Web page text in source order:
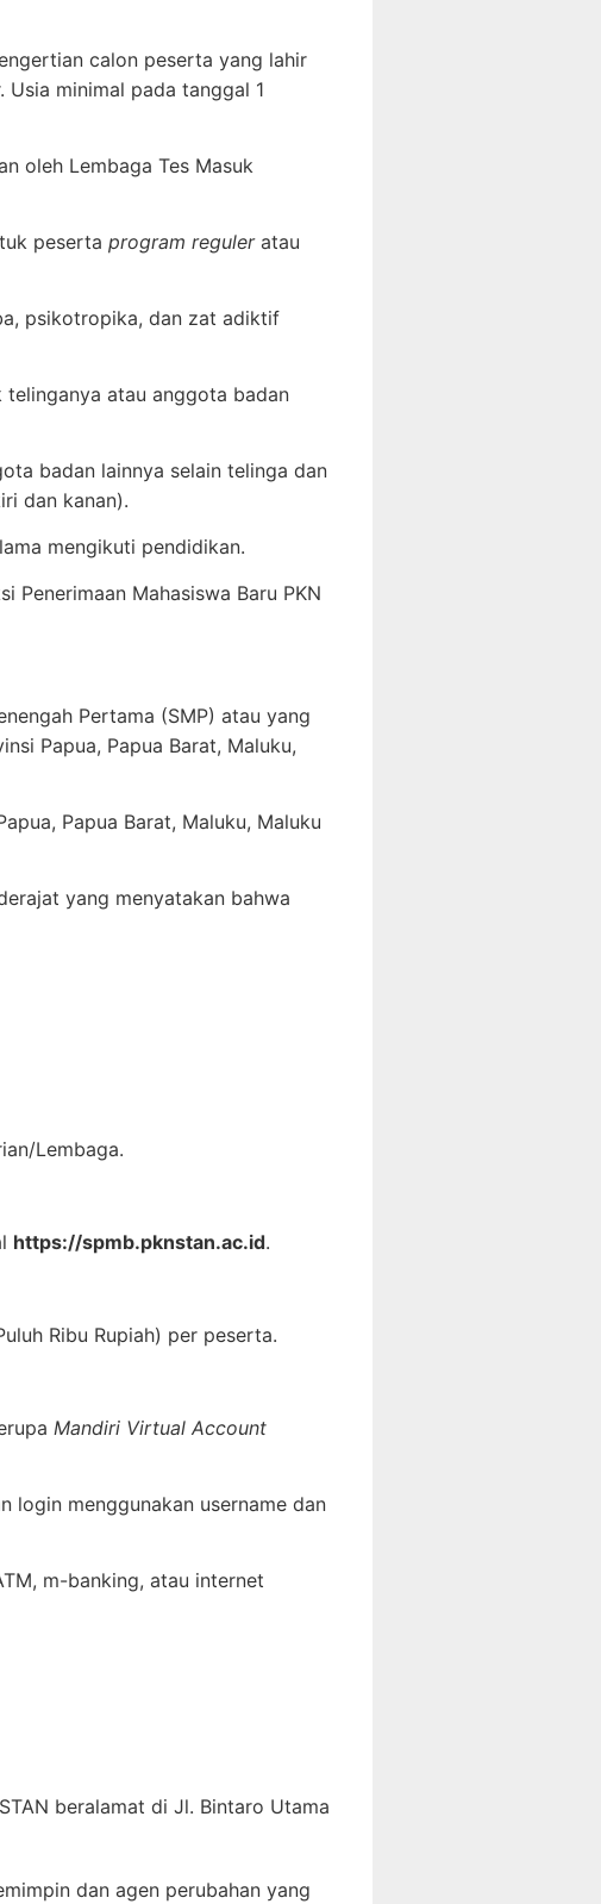
calon peserta yang lahir
minimal pada tanggal 1
oleh Lembaga Tes Masuk
peserta program reguleratau
psikotropika, dan zat adiktif
atau anggota badan
badan lainnya selain telinga dan
dan kanan).
mengikuti pendidikan.
Penerimaan Mahasiswa Baru PKN
Pertama (SMP) atau yang
Papua, Papua Barat, Maluku,
Papua Barat, Maluku, Maluku
yang menyatakan bahwa
Lembaga.
https://spmb.pknstan.ac.id.
Ribu Rupiah) per peserta.
Mandiri Virtual Account
login menggunakan username dan
m-banking, atau internet
beralamat di Jl. Bintaro Utama
dan agen perubahan yang